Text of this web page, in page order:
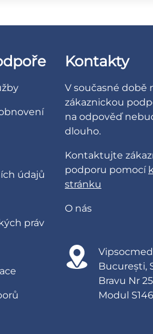
údajů
práv
Kontakty
V současné době
zákaznickou
na odpověď
dlouho.
Kontaktujte
podporu pomocí
stránku
O nás
București,
Bravu Nr
Modul S146